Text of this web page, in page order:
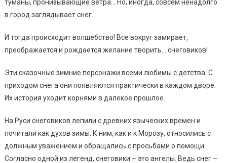
туманы, пронизывающие ветра… Но, иногда, совсем ненадолго
в город заглядывает снег.
И тогда происходит волшебство! Все вокруг замирает,
преображается и рождается желание творить… снеговиков!
Эти сказочные зимние персонажи всеми любимы с детства. С
приходом снега они появляются практически в каждом дворе.
Их история уходит корнями в далекое прошлое.
На Руси снеговиков лепили с древних языческих времен и
почитали как духов зимы. К ним, как и к Морозу, относились с
должным уважением и обращались с просьбами о помощи.
Согласно одной из легенд, снеговики – это ангелы. Ведь снег –